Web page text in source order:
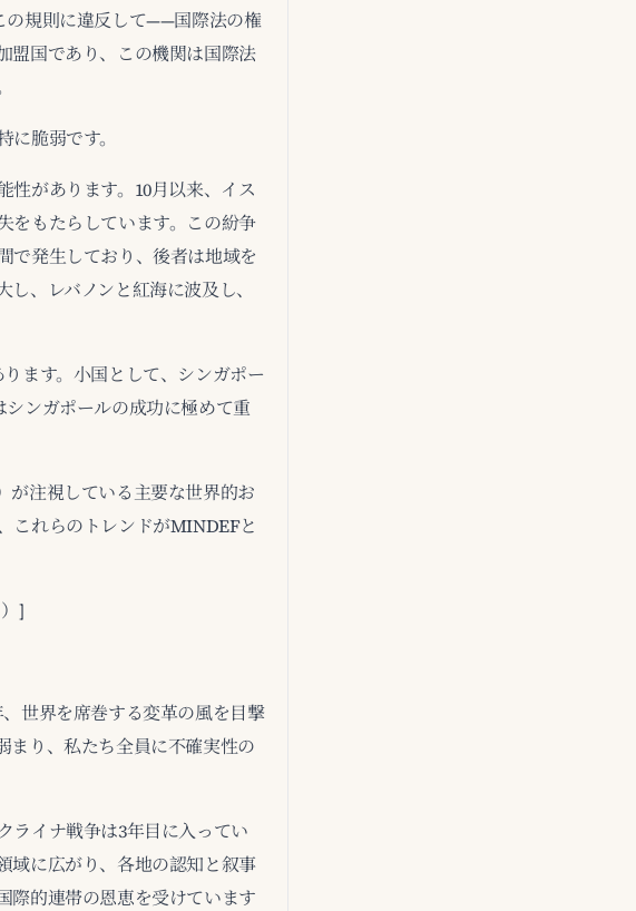
の規則に違反して——国際法の権
盟国であり、この機関は国際法
脆弱です。
性があります。10月以来、イス
をもたらしています。この紛争
で発生しており、後者は地域を
、レバノンと紅海に波及し、
ます。小国として、シンガポー
ンガポールの成功に極めて重
注視している主要な世界的お
これらのトレンドがMINDEFと
]
世界を席巻する変革の風を目撃
まり、私たち全員に不確実性の
ライナ戦争は3年目に入ってい
域に広がり、各地の認知と叙事
際的連帯の恩恵を受けています